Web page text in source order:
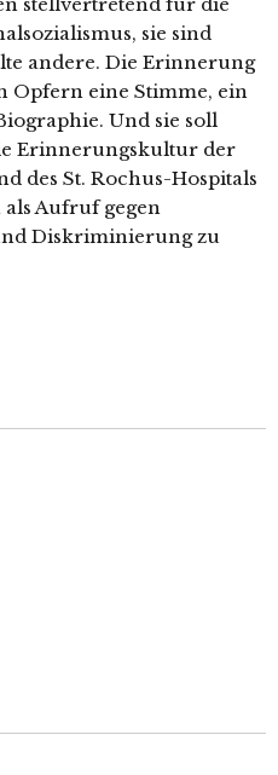
stell­ver­tre­tend für die
sie sind
ande­re. Die Erinnerung
Opfern eine Stimme, ein
Und sie soll
Erinnerungskultur der
des St. Rochus-Hospitals
Aufruf gegen
Diskriminierung zu